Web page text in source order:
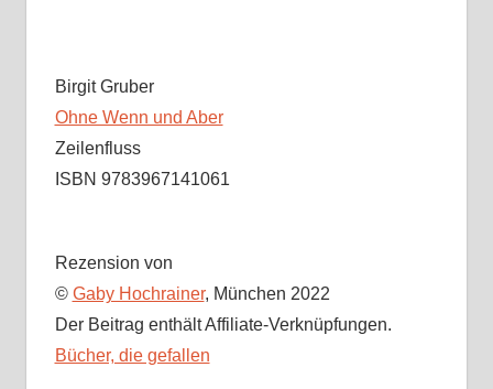
Birgit Gruber
Ohne Wenn und Aber
Zeilenfluss
ISBN 9783967141061
Rezension von
© Gaby Hochrainer, München 2022
Der Beitrag enthält Affiliate-Verknüpfungen.
Bücher, die gefallen